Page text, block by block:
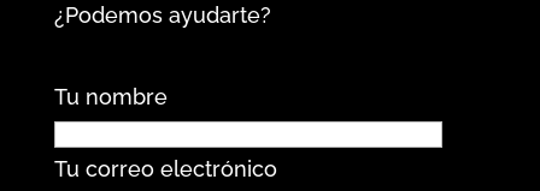
¿Podemos ayudarte?
Tu nombre
Tu correo electrónico